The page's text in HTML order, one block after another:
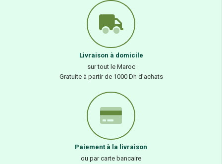
Livraison à domicile
sur tout le Maroc
Gratuite à partir de 1000 Dh d’achats
Paiement à la livraison
ou par carte bancaire